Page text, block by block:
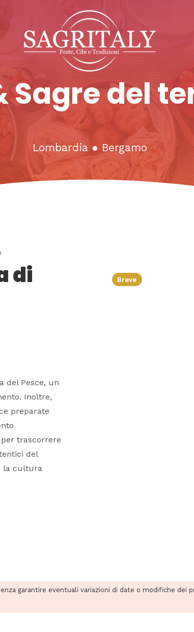
Sagre del
Lombardia ● Bergamo
di
del Pesce, un
Inoltre,
preparate
trascorrere
del
la cultura
Breve
garantire eventuali variazioni di date o modifiche